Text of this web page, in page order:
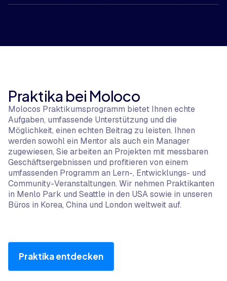
Praktika bei Moloco
Molocos Praktikumsprogramm bietet Ihnen echte
Aufgaben, umfassende Unterstützung und die
Möglichkeit, einen echten Beitrag zu leisten. Ihnen
werden sowohl ein Mentor als auch ein Manager
zugewiesen, Sie arbeiten an Projekten mit messbaren
Geschäftsergebnissen und profitieren von einem
umfassenden Programm an Lern-, Entwicklungs- und
Community-Veranstaltungen. Wir nehmen Praktikanten
in Menlo Park und Seattle in den USA sowie in unseren
Büros in Korea, China und London weltweit auf.
Praktika entdecken